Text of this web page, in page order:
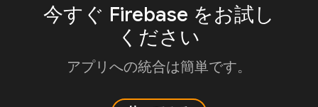
今すぐ Firebase をお試し
ください
アプリへの統合は簡単です。